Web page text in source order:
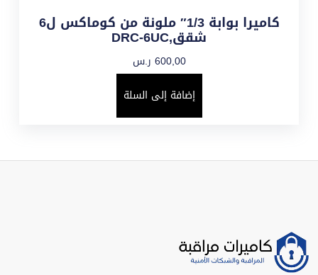
كاميرا بوابة 1/3″ ملونة من كوماكس ل6
شقق,DRC-6UC
600,00 ر.س
إضافة إلى السلة